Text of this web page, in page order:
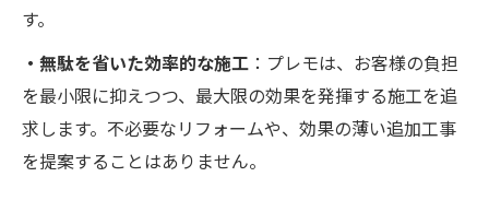
す。
・無駄を省いた効率的な施工 ：プレモは、お客様の負担
を最小限に抑えつつ、最大限の効果を発揮する施工を追
求します。不必要なリフォームや、効果の薄い追加工事
を提案することはありません。